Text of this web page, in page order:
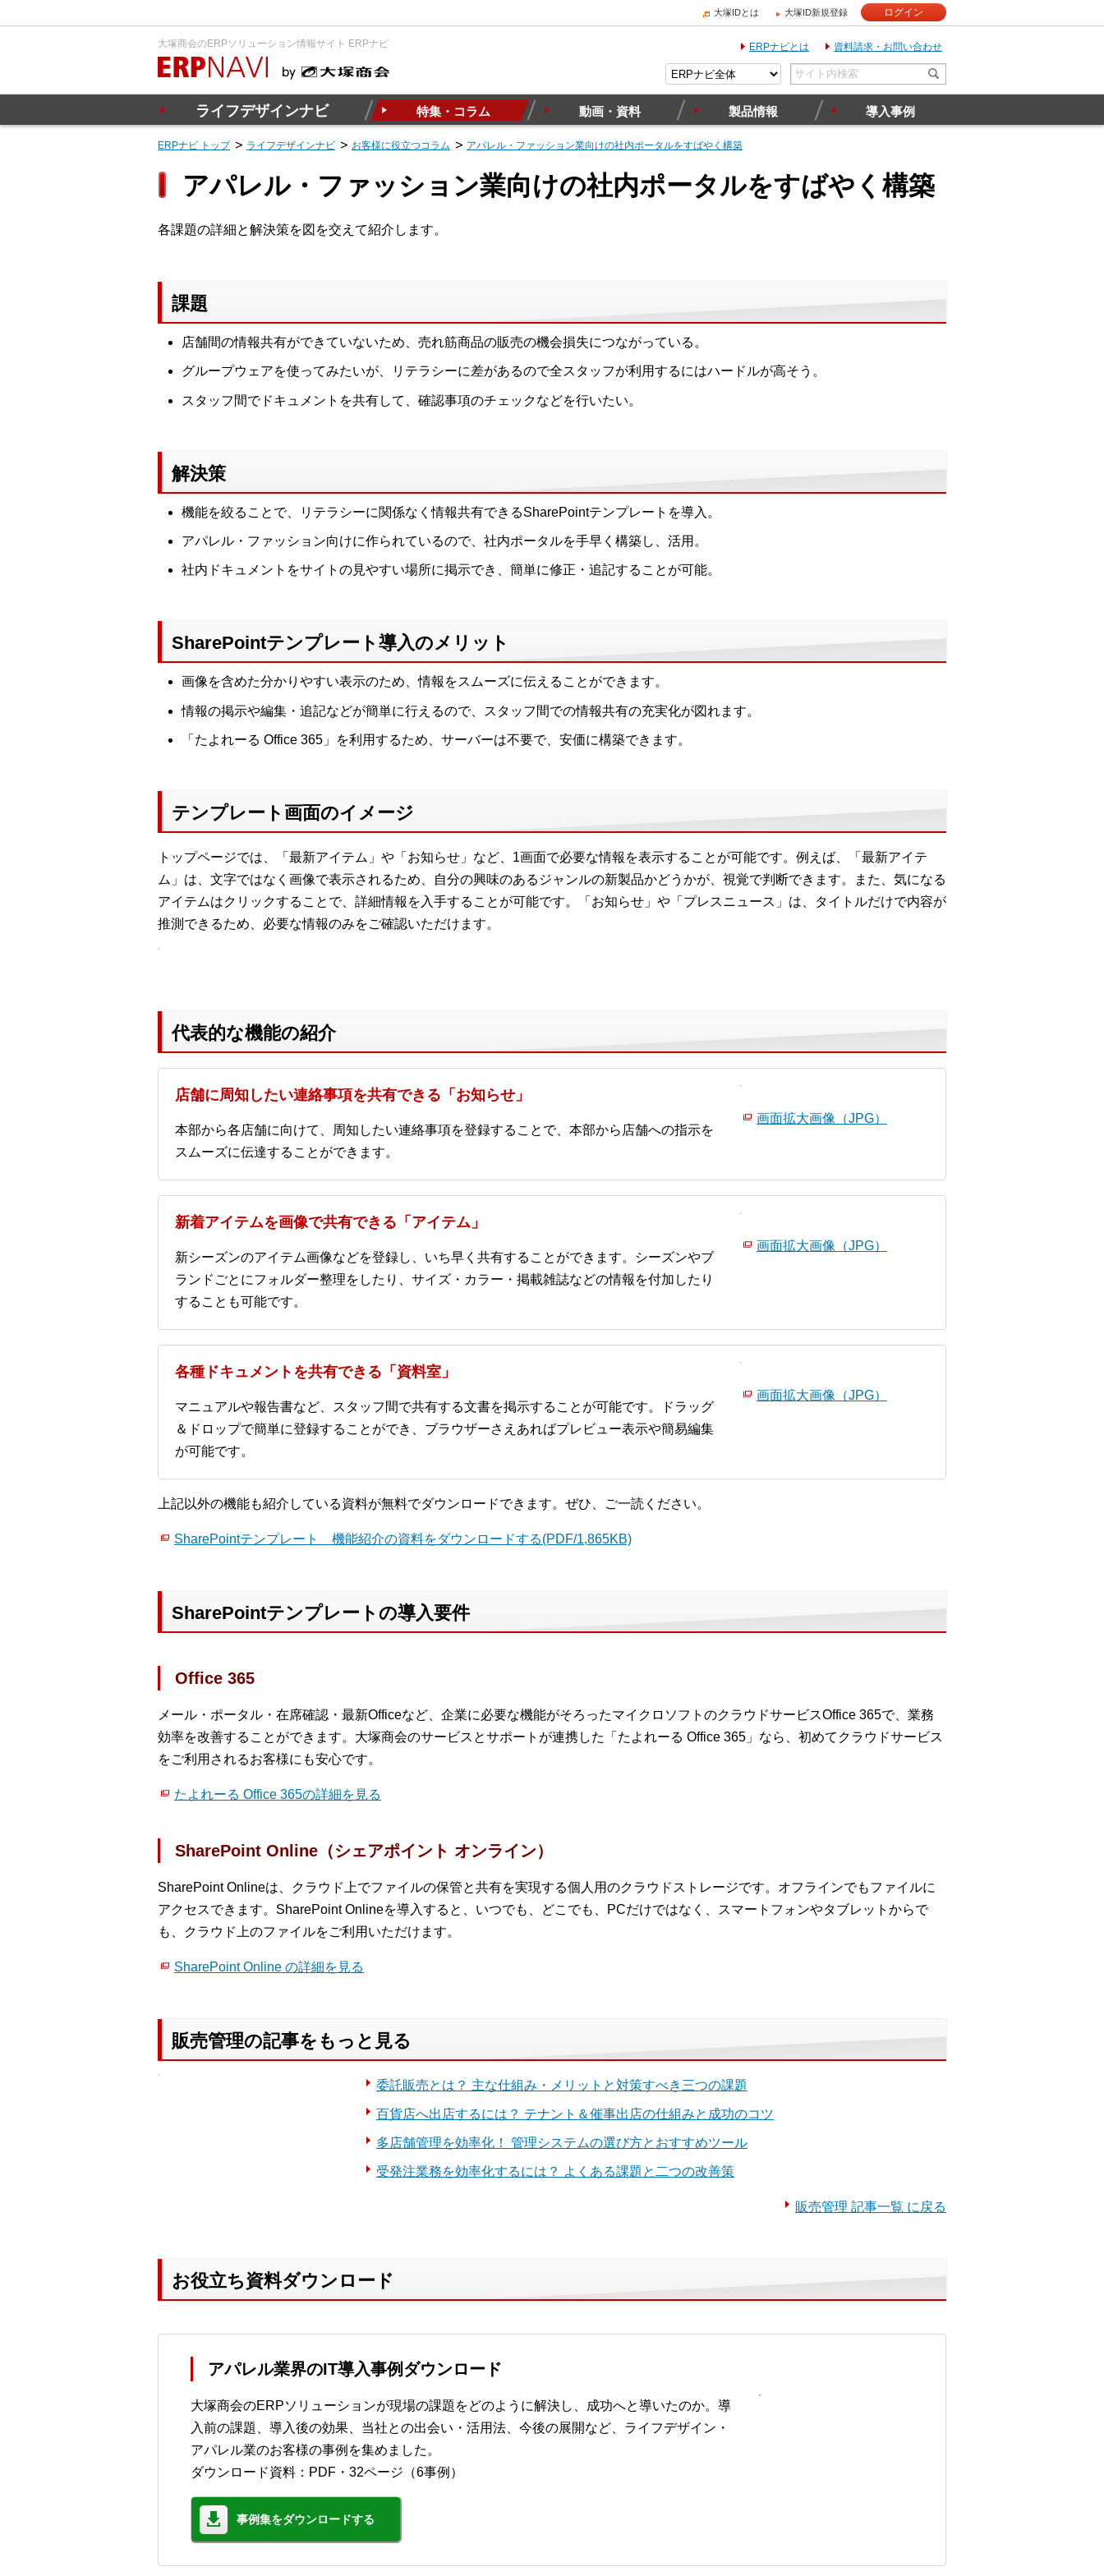
大塚IDとは 大塚ID新規登録 ログイン
大塚商会のERPソリューション情報サイト ERPナビ ERPナビとは 資料請求・お問い合わせ
ライフデザインナビ 特集・コラム 動画・資料 製品情報 導入事例
ERPナビ トップ ライフデザインナビ お客様に役立つコラム アパレル・ファッション業向けの社内ポータルをすばやく構築
アパレル・ファッション業向けの社内ポータルをすばやく構築
各課題の詳細と解決策を図を交えて紹介します。
課題
店舗間の情報共有ができていないため、売れ筋商品の販売の機会損失につながっている。
グループウェアを使ってみたいが、リテラシーに差があるので全スタッフが利用するにはハードルが高そう。
スタッフ間でドキュメントを共有して、確認事項のチェックなどを行いたい。
解決策
機能を絞ることで、リテラシーに関係なく情報共有できるSharePointテンプレートを導入。
アパレル・ファッション向けに作られているので、社内ポータルを手早く構築し、活用。
社内ドキュメントをサイトの見やすい場所に掲示でき、簡単に修正・追記することが可能。
SharePointテンプレート導入のメリット
画像を含めた分かりやすい表示のため、情報をスムーズに伝えることができます。
情報の掲示や編集・追記などが簡単に行えるので、スタッフ間での情報共有の充実化が図れます。
「たよれーる Office 365」を利用するため、サーバーは不要で、安価に構築できます。
テンプレート画面のイメージ
トップページでは、「最新アイテム」や「お知らせ」など、1画面で必要な情報を表示することが可能です。例えば、「最新アイテ
ム」は、文字ではなく画像で表示されるため、自分の興味のあるジャンルの新製品かどうかが、視覚で判断できます。また、気になる
アイテムはクリックすることで、詳細情報を入手することが可能です。「お知らせ」や「プレスニュース」は、タイトルだけで内容が
推測できるため、必要な情報のみをご確認いただけます。
代表的な機能の紹介
店舗に周知したい連絡事項を共有できる「お知らせ」
本部から各店舗に向けて、周知したい連絡事項を登録することで、本部から店舗への指示を
スムーズに伝達することができます。
画面拡大画像（JPG）
新着アイテムを画像で共有できる「アイテム」
新シーズンのアイテム画像などを登録し、いち早く共有することができます。シーズンやブ
ランドごとにフォルダー整理をしたり、サイズ・カラー・掲載雑誌などの情報を付加したり
することも可能です。
画面拡大画像（JPG）
各種ドキュメントを共有できる「資料室」
マニュアルや報告書など、スタッフ間で共有する文書を掲示することが可能です。ドラッグ
＆ドロップで簡単に登録することができ、ブラウザーさえあればプレビュー表示や簡易編集
が可能です。
画面拡大画像（JPG）
上記以外の機能も紹介している資料が無料でダウンロードできます。ぜひ、ご一読ください。
SharePointテンプレート 機能紹介の資料をダウンロードする(PDF/1,865KB)
SharePointテンプレートの導入要件
Office 365
メール・ポータル・在席確認・最新Officeなど、企業に必要な機能がそろったマイクロソフトのクラウドサービスOffice 365で、業務
効率を改善することができます。大塚商会のサービスとサポートが連携した「たよれーる Office 365」なら、初めてクラウドサービス
をご利用されるお客様にも安心です。
たよれーる Office 365の詳細を見る
SharePoint Online（シェアポイント オンライン）
SharePoint Onlineは、クラウド上でファイルの保管と共有を実現する個人用のクラウドストレージです。オフラインでもファイルに
アクセスできます。SharePoint Onlineを導入すると、いつでも、どこでも、PCだけではなく、スマートフォンやタブレットからで
も、クラウド上のファイルをご利用いただけます。
SharePoint Online の詳細を見る
販売管理の記事をもっと見る
委託販売とは？ 主な仕組み・メリットと対策すべき三つの課題
百貨店へ出店するには？ テナント＆催事出店の仕組みと成功のコツ
多店舗管理を効率化！ 管理システムの選び方とおすすめツール
受発注業務を効率化するには？ よくある課題と二つの改善策
販売管理 記事一覧 に戻る
お役立ち資料ダウンロード
アパレル業界のIT導入事例ダウンロード
大塚商会のERPソリューションが現場の課題をどのように解決し、成功へと導いたのか。導
入前の課題、導入後の効果、当社との出会い・活用法、今後の展開など、ライフデザイン・
アパレル業のお客様の事例を集めました。
ダウンロード資料：PDF・32ページ（6事例）
事例集をダウンロードする